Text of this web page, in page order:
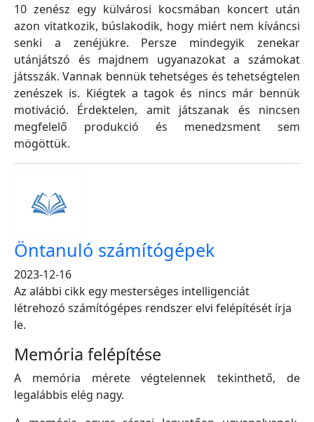
10 zenész egy külvárosi kocsmában koncert után
azon vitatkozik, búslakodik, hogy miért nem kíváncsi
senki a zenéjükre. Persze mindegyik zenekar
utánjátszó és majdnem ugyanazokat a számokat
játsszák. Vannak bennük tehetséges és tehetségtelen
zenészek is. Kiégtek a tagok és nincs már bennük
motiváció. Érdektelen, amit játszanak és nincsen
megfelelő produkció és menedzsment sem
mögöttük.
Öntanuló számítógépek
2023-12-16
Az alábbi cikk egy mesterséges intelligenciát
létrehozó számítógépes rendszer elvi felépítését írja
le.
Memória felépítése
A memória mérete végtelennek tekinthető, de
legalábbis elég nagy.